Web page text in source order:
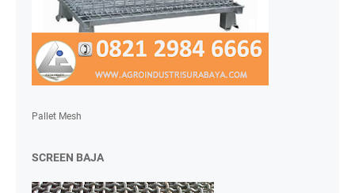
Pallet Mesh
SCREEN BAJA